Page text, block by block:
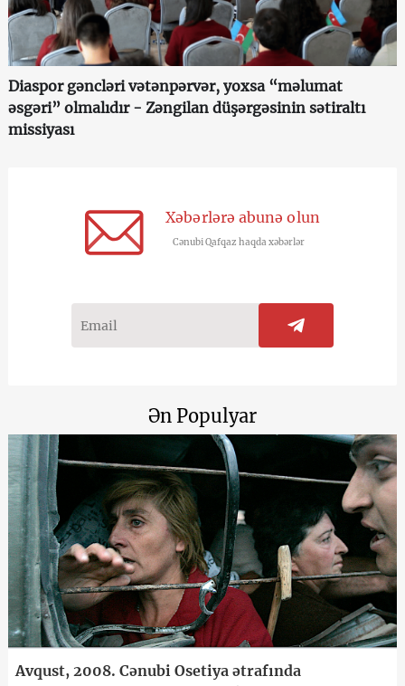
Diaspor gəncləri vətənpərvər, yoxsa “məlumat
əsgəri” olmalıdır - Zəngilan düşərgəsinin sətiraltı
missiyası
Xəbərlərə abunə olun
Cənubi Qafqaz haqda xəbərlər
Ən Populyar
Avqust, 2008. Cənubi Osetiya ətrafında